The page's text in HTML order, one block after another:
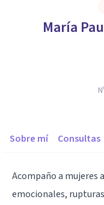
María
Sobre mí Consultas
Acompaño a mujeres
emocionales,